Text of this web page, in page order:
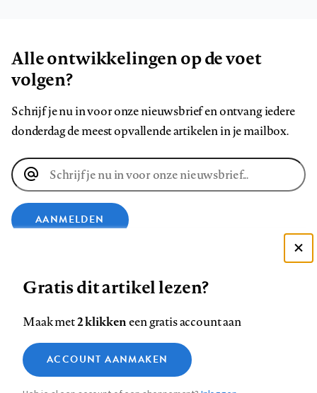
Alle ontwikkelingen op de voet
volgen?
Schrijf je nu in voor onze nieuwsbrief en ontvang iedere
donderdag de meest opvallende artikelen in je mailbox.
E-
mailadres
AANMELDEN
op
Facebook
op
LinkedIn
op
Bluesky
ons
op
InstagramYouTube
Footer
Contact Colofon Disclaimer Privacy
Medische vragen verdienen
betrouwbare antwoorden
Zie onze cookie policy
Analytische cookies
Gratis dit artikel lezen?
Maak met2 klikkeneen gratis account aan
ACCOUNT AANMAKEN